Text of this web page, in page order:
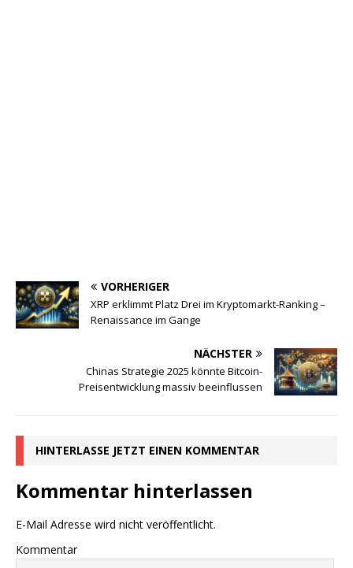
VORHERIGER
XRP erklimmt Platz Drei im Kryptomarkt-Ranking –
Renaissance im Gange
NÄCHSTER
Chinas Strategie 2025 könnte Bitcoin-
Preisentwicklung massiv beeinflussen
HINTERLASSE JETZT EINEN KOMMENTAR
Kommentar hinterlassen
E-Mail Adresse wird nicht veröffentlicht.
Kommentar